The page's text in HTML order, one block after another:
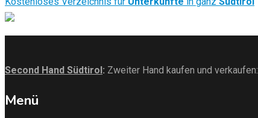
Second Hand Südtirol : Zweiter Hand kaufen und verkaufen:
Menü